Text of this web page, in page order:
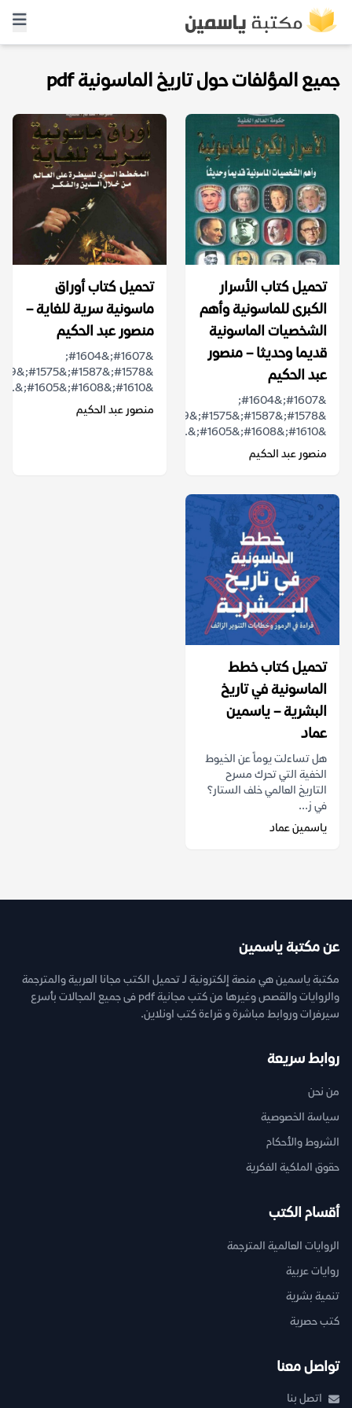
جميع المؤلفات حول تاريخ الماسونية pdf
تحميل كتاب الأسرار
الكبرى للماسونية وأهم
الشخصيات الماسونية
قديما وحديثا – منصور
عبد الحكيم
&#1607;&#1604;
&#1610;&#1608;&#1605;&...
منصور عبد الحكيم
تحميل كتاب أوراق
ماسونية سرية للغاية –
منصور عبد الحكيم
&#1607;&#1604;
&#1610;&#1608;&#1605;&...
منصور عبد الحكيم
تحميل كتاب خطط
الماسونية في تاريخ
البشرية – ياسمين
عماد
هل تساءلت يوماً عن الخيوط
الخفية التي تحرك مسرح
التاريخ العالمي خلف الستار؟
في ز...
ياسمين عماد
عن مكتبة ياسمين
مكتبة ياسمين هي منصة إلكترونية لـ تحميل الكتب مجانا العربية والمترجمة
والروايات والقصص وغيرها من كتب مجانية pdf فى جميع المجالات بأسرع
سيرفرات وروابط مباشرة و قراءة كتب اونلاين.
روابط سريعة
من نحن
سياسة الخصوصية
الشروط والأحكام
حقوق الملكية الفكرية
أقسام الكتب
الروايات العالمية المترجمة
روايات عربية
تنمية بشرية
كتب حصرية
تواصل معنا
اتصل بنا